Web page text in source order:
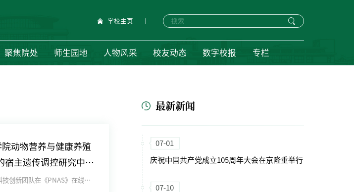
学校主页
聚焦院处 师生园地 人物风采 校友动态 数字校报 专栏
院动物营养与健康养殖
宿主遗传调控研究中取
近日，动物科技学院动物营养与健康养殖科技创新团队在《PNAS》在线发表题为“Host genetic regula...
最新新闻
07-01
庆祝中国共产党成立105周年大会在京隆重举行
07-10